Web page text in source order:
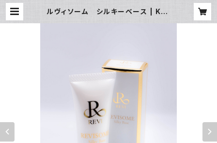
ルヴィソーム シルキーベース | Kaz